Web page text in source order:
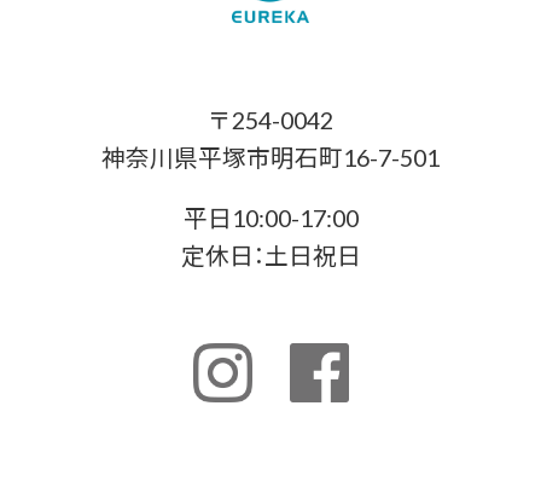
〒254-0042
神奈川県平塚市明石町16-7-501
平日10:00-17:00
定休日：土日祝日